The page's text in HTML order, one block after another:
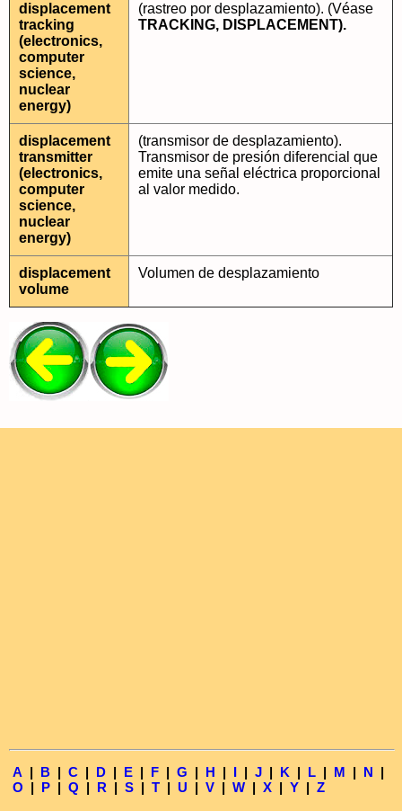
displacement
tracking
(electronics,
computer
science,
nuclear
energy)
(rastreo por desplazamiento). (Véase
TRACKING, DISPLACEMENT).
displacement
transmitter
(electronics,
computer
science,
nuclear
energy)
(transmisor de desplazamiento).
Transmisor de presión diferencial que
emite una señal eléctrica proporcional
al valor medido.
displacement
volume
Volumen de desplazamiento
A | B | C | D | E | F | G | H | I | J | K | L | M | N |
O | P | Q | R | S | T | U | V | W | X | Y | Z